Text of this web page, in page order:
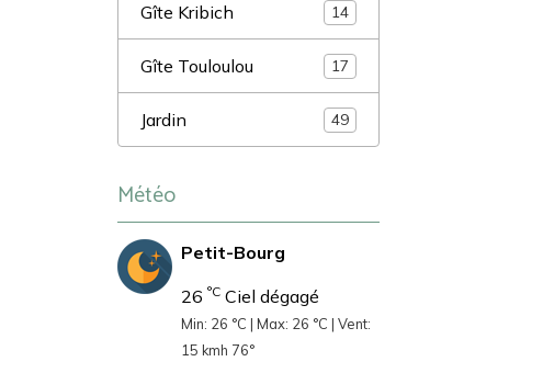
Gîte Kribich 14
Gîte Touloulou 17
Jardin 49
Météo
Petit-Bourg
26 °CCiel dégagé
Min: 26 °C | Max: 26 °C | Vent:
15 kmh 76°